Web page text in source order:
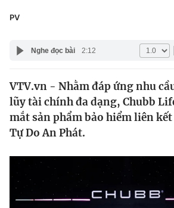
Pháp luật
Y tế
Thế giới
Tin tức
Thế giới đó đây
Câu chuyện quốc tế
Kinh tế
Thị trường
Góc doanh nghiệp
Dữ liệu và đời sống
Truyền hình
PV
Nghe đọc bài 2:12
VTV.vn - Nhằm đáp ứng nhu
lũy tài chính đa dạng, Chubb
mắt sản phẩm bảo hiểm liên
Tự Do An Phát.